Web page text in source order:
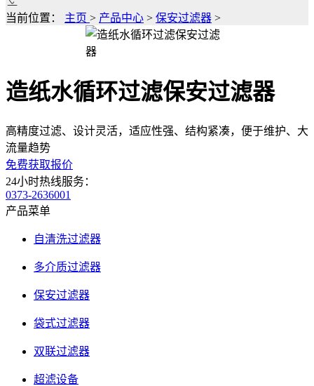
当前位置： 主页 > 产品中心 > 保安过滤器 >
造纸水循环过滤保安过滤器
高精度过滤、设计灵活，适应性强、结构紧凑，便于维护、大
流量趋势
免费获取报价
24小时热线服务：
0373-2636001
产品菜单
自清洗过滤器
多介质过滤器
保安过滤器
袋式过滤器
双联过滤器
超滤设备